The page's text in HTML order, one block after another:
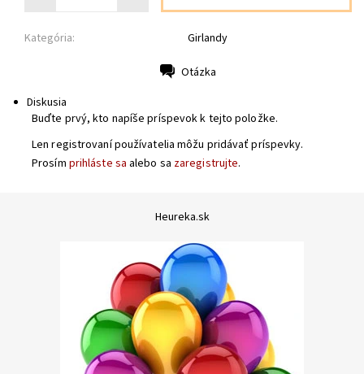
Kategória: Girlandy
Otázka
Diskusia
Buďte prvý, kto napíše príspevok k tejto položke.
Len registrovaní používatelia môžu pridávať príspevky.
Prosím prihláste sa alebo sa zaregistrujte.
Heureka.sk